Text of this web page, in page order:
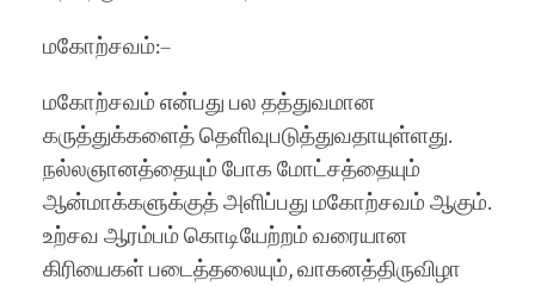
மகோற்சவம்:–
மகோற்சவம் என்பது பல தத்துவமான
கருத்துக்களைத் தெளிவுபடுத்துவதாயுள்ளது.
நல்லஞானத்தையும் போக மோட்சத்தையும்
ஆன்மாக்களுக்குத் அளிப்பது மகோற்சவம் ஆகும்.
உற்சவ ஆரம்பம் கொடியேற்றம் வரையான
கிரியைகள் படைத்தலையும், வாகனத்திருவிழா